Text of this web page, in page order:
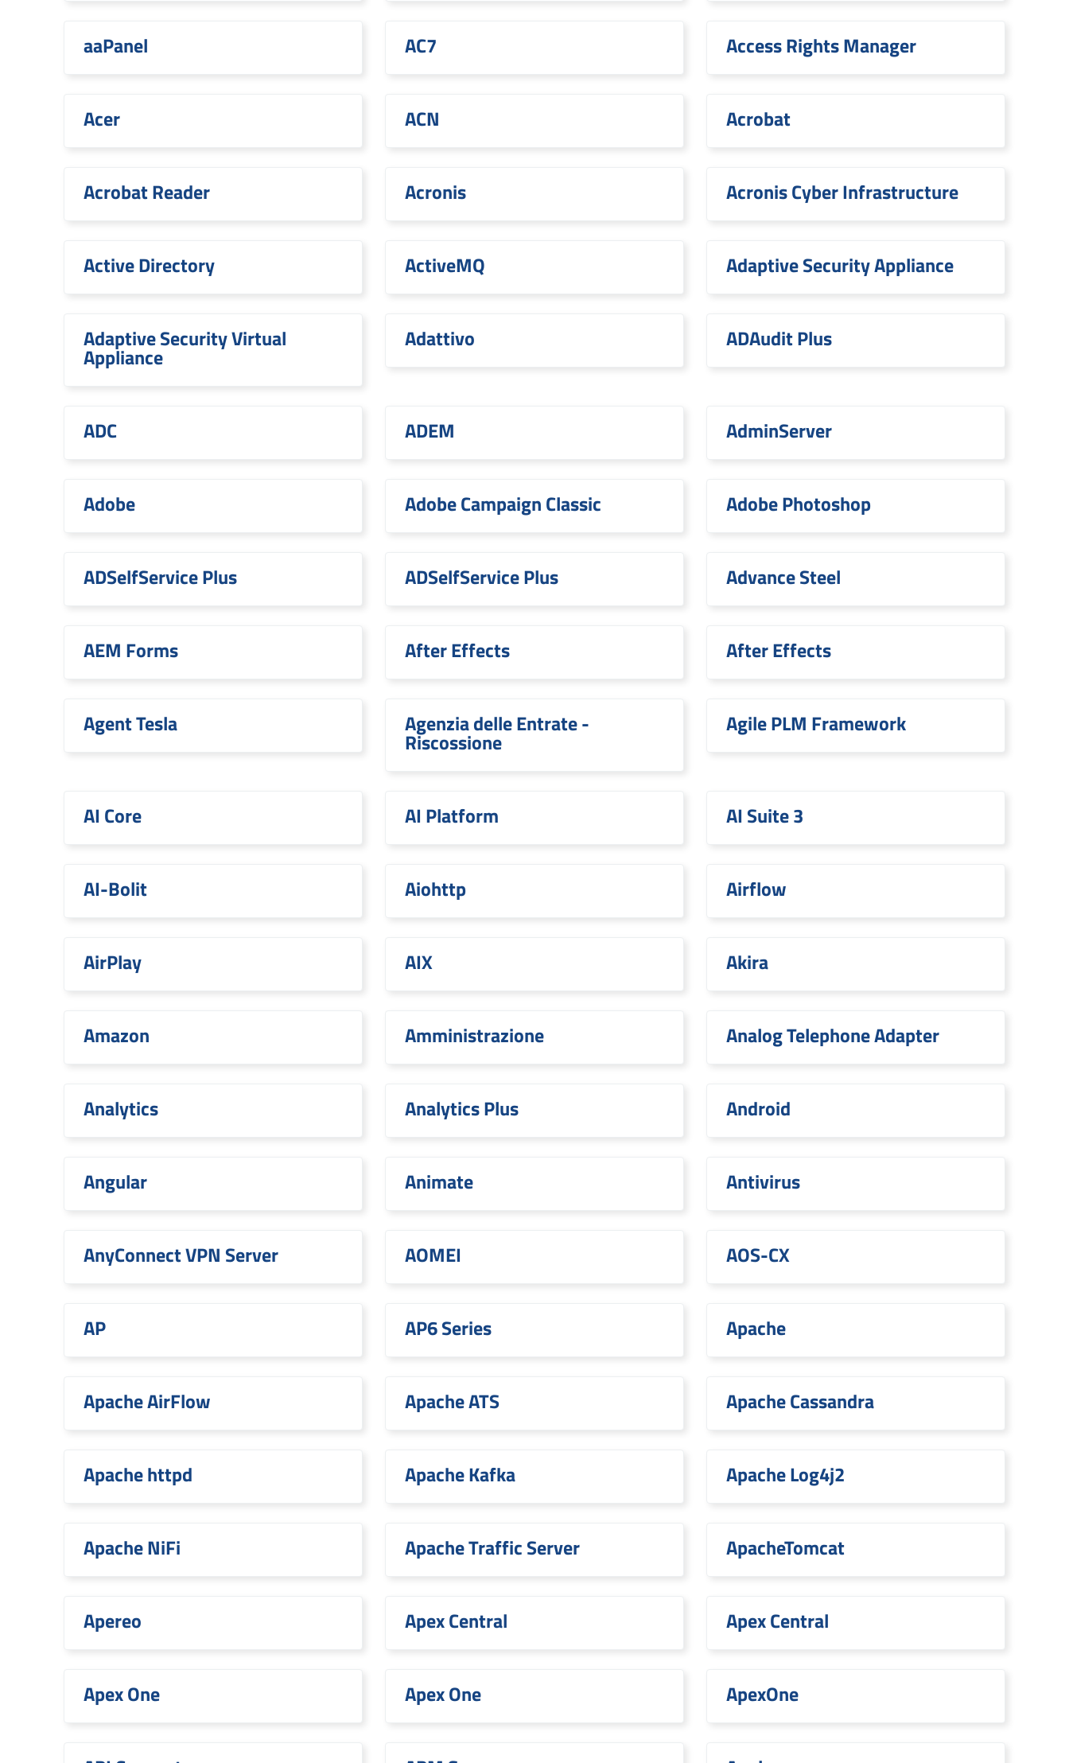
aaPanel AC7 Access Rights Manager
Acer ACN Acrobat
Acrobat Reader Acronis Acronis Cyber Infrastructure
Active Directory ActiveMQ Adaptive Security Appliance
Adaptive Security Virtual
Appliance
Adattivo ADAudit Plus
ADC ADEM AdminServer
Adobe Adobe Campaign Classic Adobe Photoshop
ADSelfService Plus ADSelfService Plus Advance Steel
AEM Forms After Effects After Effects
Agent Tesla Agenzia delle Entrate -
Riscossione
Agile PLM Framework
AI Core AI Platform AI Suite 3
AI-Bolit Aiohttp Airflow
AirPlay AIX Akira
Amazon Amministrazione Analog Telephone Adapter
Analytics Analytics Plus Android
Angular Animate Antivirus
AnyConnect VPN Server AOMEI AOS-CX
AP AP6 Series Apache
Apache AirFlow Apache ATS Apache Cassandra
Apache httpd Apache Kafka Apache Log4j2
Apache NiFi Apache Traffic Server ApacheTomcat
Apereo Apex Central Apex Central
Apex One Apex One ApexOne